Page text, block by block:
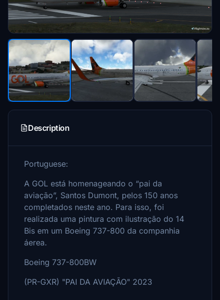
Description
Portuguese:
A GOL está homenageando o “pai da
aviação”, Santos Dumont, pelos 150 anos
completados neste ano. Para isso, foi
realizada uma pintura com ilustração do 14
Bis em um Boeing 737-800 da companhia
áerea.
Boeing 737-800BW
(PR-GXR) "PAI DA AVIAÇÃO" 2023